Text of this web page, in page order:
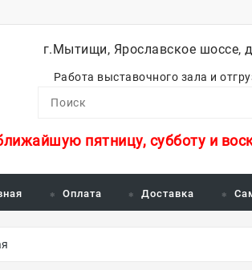
г.Мытищи, Ярославское шоссе,
Работа выставочного зала и
пятницу, субботу и
Оплата Доставка